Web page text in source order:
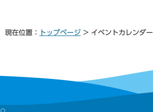
現在位置： トップページ > イベントカレンダー